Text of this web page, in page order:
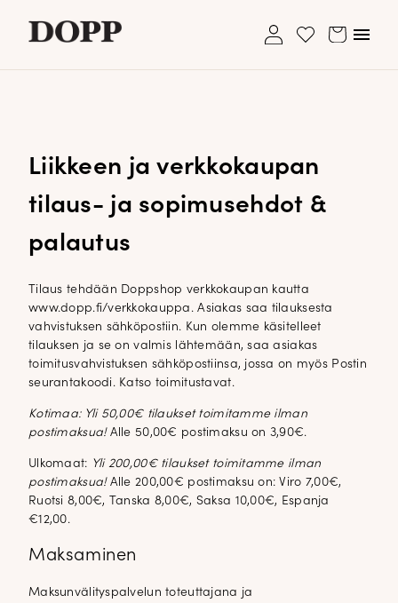
My
account
UNOHDITKO SALASANASI?
Wishlist
Asiakaspalvelu: 040 195 2113
Asiakaspalvelu: 040 195 2113
shop@dopp.fi
CartAvaa/
alavalikko
Tyyliblogi
Brändi
Avaa
alavalikko
Yhteystiedot
Liikkeen ja verkkokaupan
tilaus- ja sopimusehdot &
palautus
Tilaus tehdään Doppshop verkkokaupan kautta
www.dopp.fi/verkkokauppa. Asiakas saa tilauksesta
vahvistuksen sähköpostiin. Kun olemme käsitelleet
tilauksen ja se on valmis lähtemään, saa asiakas
toimitusvahvistuksen sähköpostiinsa, jossa on myös Postin
seurantakoodi. Katso toimitustavat.
Kotimaa: Yli 50,00€ tilaukset toimitamme ilman
postimaksua! Alle 50,00€ postimaksu on 3,90€.
Ulkomaat: Yli 200,00€ tilaukset toimitamme ilman
postimaksua! Alle 200,00€ postimaksu on: Viro 7,00€,
Ruotsi 8,00€, Tanska 8,00€, Saksa 10,00€, Espanja
€12,00.
Maksaminen
Maksunvälityspalvelun toteuttajana ja